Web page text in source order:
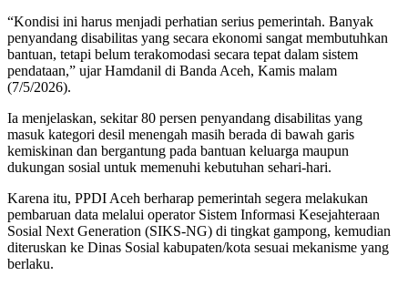
“Kondisi ini harus menjadi perhatian serius pemerintah. Banyak
penyandang disabilitas yang secara ekonomi sangat membutuhkan
bantuan, tetapi belum terakomodasi secara tepat dalam sistem
pendataan,” ujar Hamdanil di Banda Aceh, Kamis malam
(7/5/2026).
Ia menjelaskan, sekitar 80 persen penyandang disabilitas yang
masuk kategori desil menengah masih berada di bawah garis
kemiskinan dan bergantung pada bantuan keluarga maupun
dukungan sosial untuk memenuhi kebutuhan sehari-hari.
Karena itu, PPDI Aceh berharap pemerintah segera melakukan
pembaruan data melalui operator Sistem Informasi Kesejahteraan
Sosial Next Generation (SIKS-NG) di tingkat gampong, kemudian
diteruskan ke Dinas Sosial kabupaten/kota sesuai mekanisme yang
berlaku.